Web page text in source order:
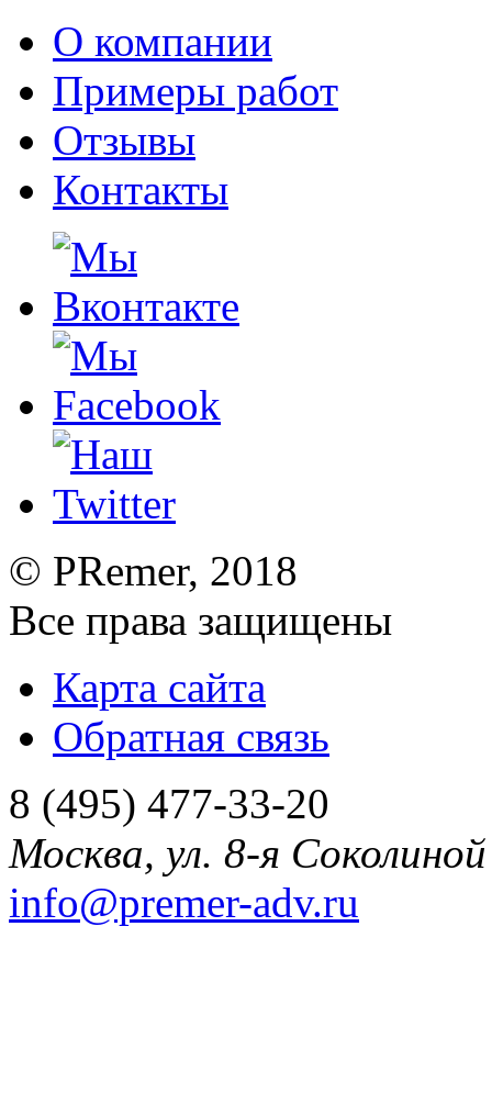
О компании
Примеры работ
Отзывы
Контакты
© PRemer, 2018
Все права защищены
Карта сайта
Обратная связь
8 (495) 477-33-20
Москва, ул. 8-я
info@premer-adv.ru